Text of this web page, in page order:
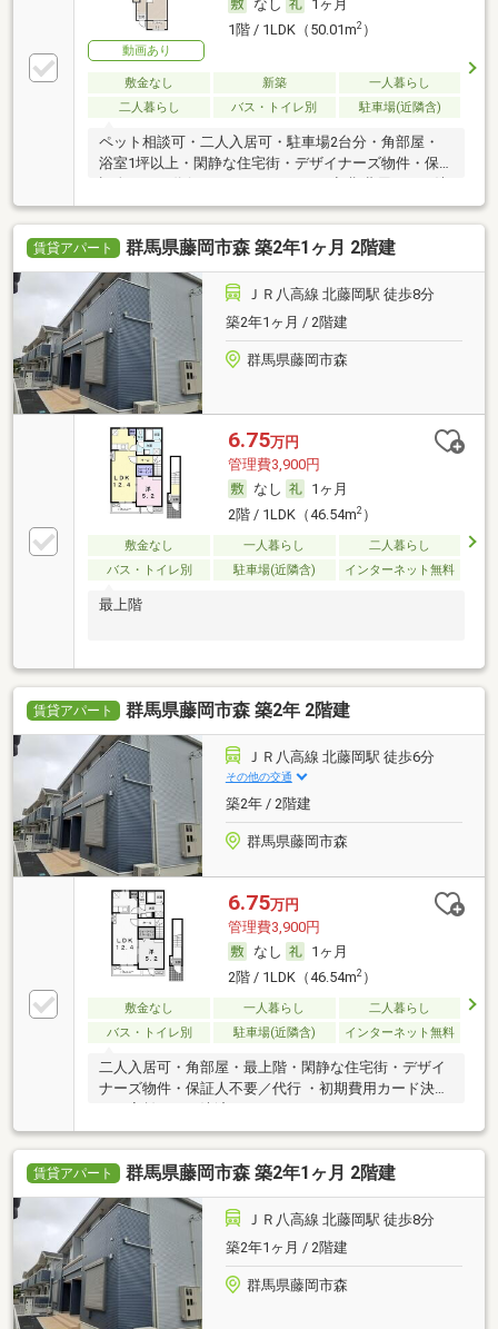
動画あり
なし
1ヶ月
1階 / 1LDK（50.01m2）
敷金なし 新築
一人暮らし
二人暮らし
バス・トイレ別 駐車場(近隣含)
ペット相談可・二人入居可・駐車場2台分・角部屋・
浴室1坪以上・閑静な住宅街・デザイナーズ物件・保
証人不要／代行 ・ルームシェア可・初期費用カード決
済可・家賃カード決済可
賃貸アパート 群馬県藤岡市森 築2年1ヶ月 2階建
ＪＲ八高線 北藤岡駅 徒歩8分
築2年1ヶ月 / 2階建
群馬県藤岡市森
6.75万円
管理費3,900円
なし
1ヶ月
2階 / 1LDK（46.54m2）
敷金なし 一人暮らし
二人暮らし
バス・トイレ別
駐車場(近隣含) インターネット無料
最上階
賃貸アパート 群馬県藤岡市森 築2年 2階建
ＪＲ八高線 北藤岡駅 徒歩6分
その他の交通
築2年 / 2階建
群馬県藤岡市森
6.75万円
管理費3,900円
なし
1ヶ月
2階 / 1LDK（46.54m2）
敷金なし 一人暮らし
二人暮らし
バス・トイレ別
駐車場(近隣含) インターネット無料
二人入居可・角部屋・最上階・閑静な住宅街・デザイ
ナーズ物件・保証人不要／代行 ・初期費用カード決済
賃貸アパート 群馬県藤岡市森 築2年1ヶ月 2階建
ＪＲ八高線 北藤岡駅 徒歩8分
築2年1ヶ月 / 2階建
群馬県藤岡市森